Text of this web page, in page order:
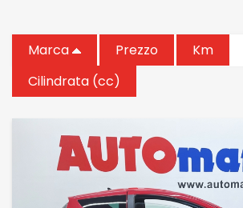
Marca Prezzo
Km
Cilindrata (cc)